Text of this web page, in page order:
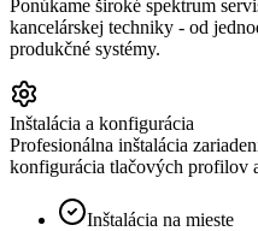
Ponúkame široké spektrum
kancelárskej techniky - od
produkčné systémy.
Inštalácia a konfigurácia
Profesionálna inštalácia
konfigurácia tlačových profilov
Inštalácia na mieste